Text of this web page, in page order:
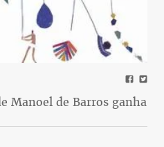
Manoel de Barros ganha